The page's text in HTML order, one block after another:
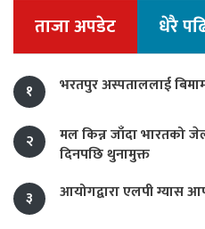
ताजा अपडेट धेरै
१ भरतपुर अस्पताललाई
२
मल किन्न जाँदा भारतको
दिनपछि थुनामुक्त
३
आयोगद्वारा एलपी ग्यास